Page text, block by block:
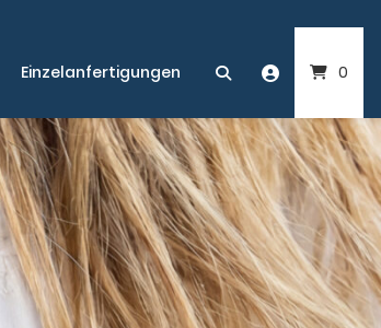
Einzelanfertigungen 0